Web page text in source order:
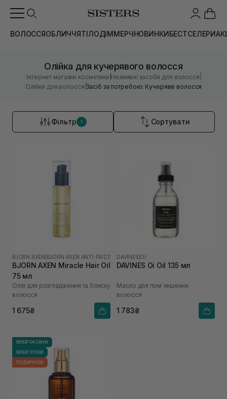
ВОЛОССЯОБЛИЧЧЯТІЛОДІММЕРЧНОВИНКИБЕСТСЕЛЕРИ
Олійка для кучерявого волосся
Інтернет магазин косметики |Незмивні засоби для волосся
Олійки для волосся |Засіб за потребою: Кучеряве волосся
Фільтр 1 Сортувати
BJORN AXEN BJORN AXEN ANTI-FRIZZ
BJORN AXEN Miracle Hair Oil
75 мл
Oлія для розгладження та блиску
волосся
1 675₴
DAVINES OI
DAVINES Oi Oil 135 мл
Масло для пом`якшення
волосся
1 783₴
ВИБІР ОКСАНИ
ВИБІР ІЛОНИ
ПОДАРУНОК